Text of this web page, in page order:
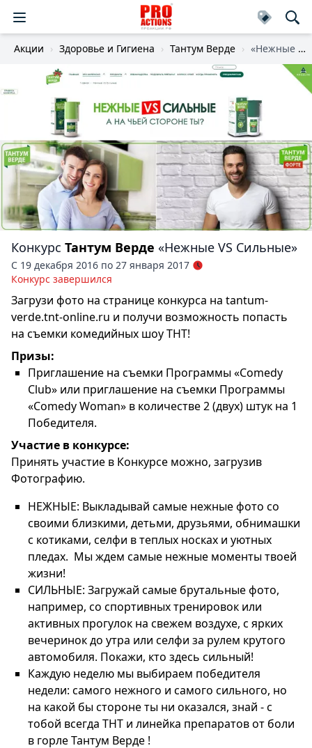
Акции Здоровье и Гигиена Тантум Верде «Нежные VS Сильные»
Конкурс Тантум Верде «Нежные VS Сильные»
С 19 декабря 2016 по 27 января 2017
Конкурс завершился
Загрузи фото на странице конкурса на tantum-
verde.tnt-online.ru и получи возможность попасть
на съемки комедийных шоу ТНТ!
Призы:
Приглашение на съемки Программы «Comedy
Club» или приглашение на съемки Программы
«Comedy Woman» в количестве 2 (двух) штук на 1
Победителя.
Участие в конкурсе:
Принять участие в Конкурсе можно, загрузив
Фотографию.
НЕЖНЫЕ: Выкладывай самые нежные фото со
своими близкими, детьми, друзьями, обнимашки
с котиками, селфи в теплых носках и уютных
пледах. Мы ждем самые нежные моменты твоей
жизни!
СИЛЬНЫЕ: Загружай самые брутальные фото,
например, со спортивных тренировок или
активных прогулок на свежем воздухе, с ярких
вечеринок до утра или селфи за рулем крутого
автомобиля. Покажи, кто здесь сильный!
Каждую неделю мы выбираем победителя
недели: самого нежного и самого сильного, но
на какой бы стороне ты ни оказался, знай - с
тобой всегда ТНТ и линейка препаратов от боли
в горле Тантум Верде !